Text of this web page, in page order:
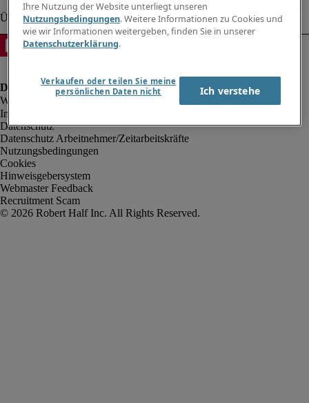
Impressum
Datenschutz
Datenschutz Arbeitnehmer/Zeitarbeitskräfte
Nutzungsbedingungen
Cookies
Hinweisgebersystem
Webmaster Feedback
Recruitment Scam
Ihre Nutzung der Website unterliegt unseren
Nutzungsbedingungen. Weitere Informationen zu Cookies und
wie wir Informationen weitergeben, finden Sie in unserer
Datenschutzerklärung.
Verkaufen oder teilen Sie meine
persönlichen Daten nicht
Ich verstehe